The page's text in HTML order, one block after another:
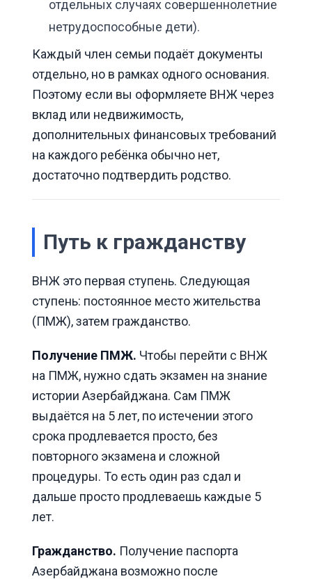
отдельных случаях совершеннолетние
нетрудоспособные дети).
Каждый член семьи подаёт документы
отдельно, но в рамках одного основания.
Поэтому если вы оформляете ВНЖ через
вклад или недвижимость,
дополнительных финансовых требований
на каждого ребёнка обычно нет,
достаточно подтвердить родство.
Путь к гражданству
ВНЖ это первая ступень. Следующая
ступень: постоянное место жительства
(ПМЖ), затем гражданство.
Получение ПМЖ. Чтобы перейти с ВНЖ
на ПМЖ, нужно сдать экзамен на знание
истории Азербайджана. Сам ПМЖ
выдаётся на 5 лет, по истечении этого
срока продлевается просто, без
повторного экзамена и сложной
процедуры. То есть один раз сдал и
дальше просто продлеваешь каждые 5
лет.
Гражданство. Получение паспорта
Азербайджана возможно после